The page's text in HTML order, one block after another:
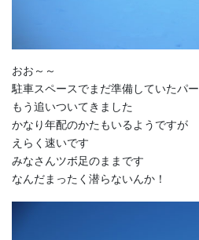
おお～～
駐車スペースでまだ準備していたパ
もう追いついてきました
かなり年配のかたもいるようですが
えらく速いです
みなさんツボ足のままです
なんだまったく潜らないんか！